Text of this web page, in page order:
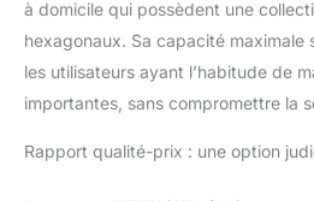
à domicile qui possèdent une
hexagonaux. Sa capacité maximale
les utilisateurs ayant l’habitude de
importantes, sans compromettre la
Rapport qualité-prix : une option